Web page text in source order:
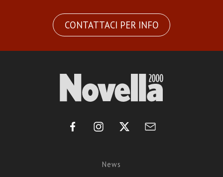
CONTATTACI PER INFO
News